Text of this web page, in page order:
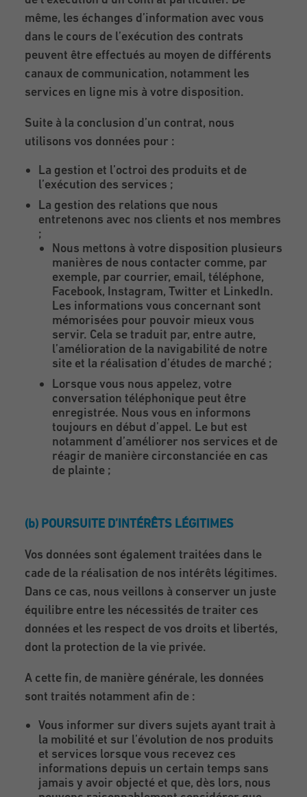
même, les échanges d’information avec vous
dans le cours de l’exécution des contrats
peuvent être effectués au moyen de différents
canaux de communication, notamment les
services en ligne mis à votre disposition.
Suite à la conclusion d’un contrat, nous
utilisons vos données pour :
La gestion et l’octroi des produits et de
l’exécution des services ;
La gestion des relations que nous
entretenons avec nos clients et nos membres
;
Nous mettons à votre disposition plusieurs
manières de nous contacter comme, par
exemple, par courrier, email, téléphone,
Facebook, Instagram, Twitter et LinkedIn.
Les informations vous concernant sont
mémorisées pour pouvoir mieux vous
servir. Cela se traduit par, entre autre,
l’amélioration de la navigabilité de notre
site et la réalisation d’études de marché ;
Lorsque vous nous appelez, votre
conversation téléphonique peut être
enregistrée. Nous vous en informons
toujours en début d’appel. Le but est
notamment d’améliorer nos services et de
réagir de manière circonstanciée en cas
de plainte ;
(b) POURSUITE D’INTÉRÊTS LÉGITIMES
Vos données sont également traitées dans le
cade de la réalisation de nos intérêts légitimes.
Dans ce cas, nous veillons à conserver un juste
équilibre entre les nécessités de traiter ces
données et les respect de vos droits et libertés,
dont la protection de la vie privée.
A cette fin, de manière générale, les données
sont traités notamment afin de :
Vous informer sur divers sujets ayant trait à
la mobilité et sur l’évolution de nos produits
et services lorsque vous recevez ces
informations depuis un certain temps sans
jamais y avoir objecté et que, dès lors, nous